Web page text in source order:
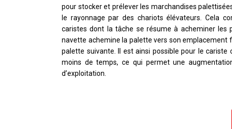
pour stocker et prélever les marchandises
le rayonnage par des chariots élévateurs. Cela
caristes dont la tâche se résume à acheminer les
navette achemine la palette vers son emplacement
palette suivante. Il est ainsi possible pour le
moins de temps, ce qui permet une
d’exploitation.